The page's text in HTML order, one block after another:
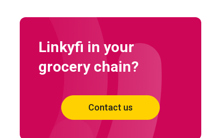
Linkyfi in your
grocery chain?
Contact us